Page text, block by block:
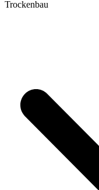
Trockenbau